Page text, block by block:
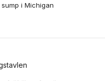
i Michigan